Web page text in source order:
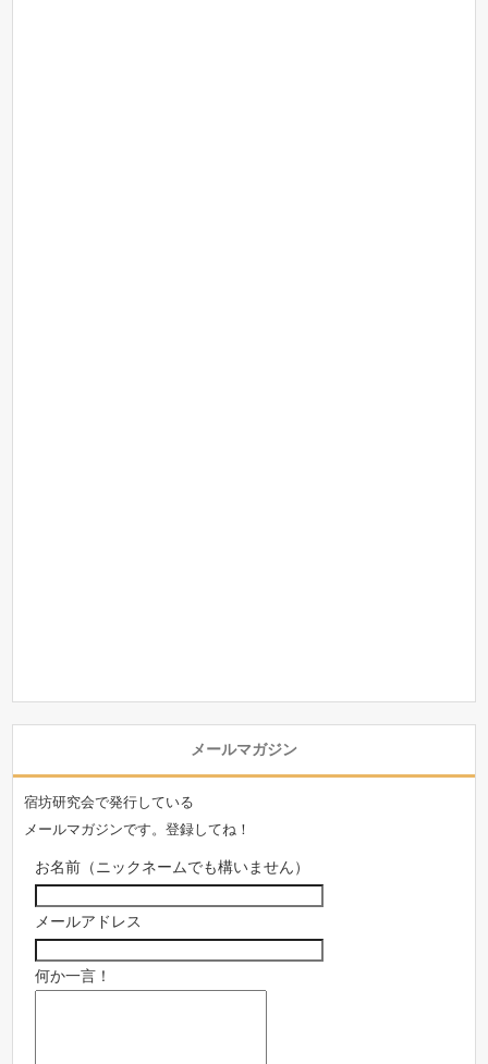
メールマガジン
宿坊研究会で発行している
メールマガジンです。登録してね！
お名前（ニックネームでも構いません）
メールアドレス
何か一言！